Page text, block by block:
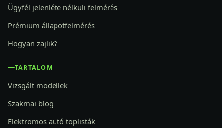
Ügyfél jelenléte nélküli felmérés
Prémium állapotfelmérés
Hogyan zajlik?
TARTALOM
Vizsgált modellek
Szakmai blog
Elektromos autó toplisták